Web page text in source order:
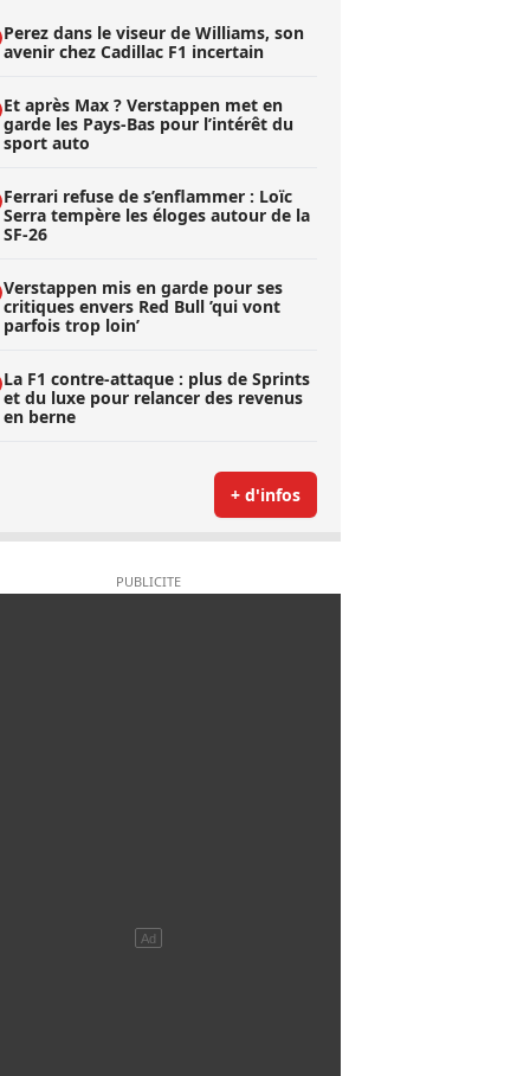
Perez dans le viseur de Williams, son
avenir chez Cadillac F1 incertain
Et après Max ? Verstappen met en
garde les Pays-Bas pour l’intérêt du
sport auto
Ferrari refuse de s’enflammer : Loïc
Serra tempère les éloges autour de la
SF-26
Verstappen mis en garde pour ses
critiques envers Red Bull ’qui vont
parfois trop loin’
La F1 contre-attaque : plus de Sprints
et du luxe pour relancer des revenus
en berne
+ d'infos